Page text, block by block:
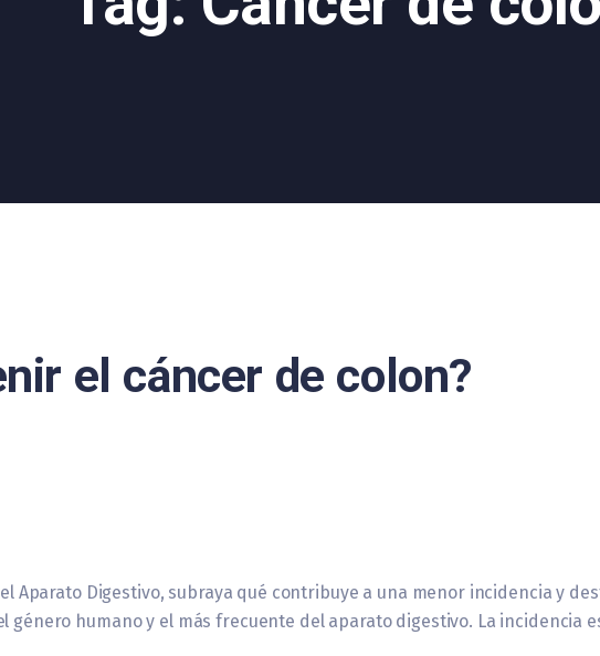
el cáncer de colon?
Aparato Digestivo, subraya qué contribuye a una menor incidencia y
género humano y el más frecuente del aparato digestivo. La incidencia